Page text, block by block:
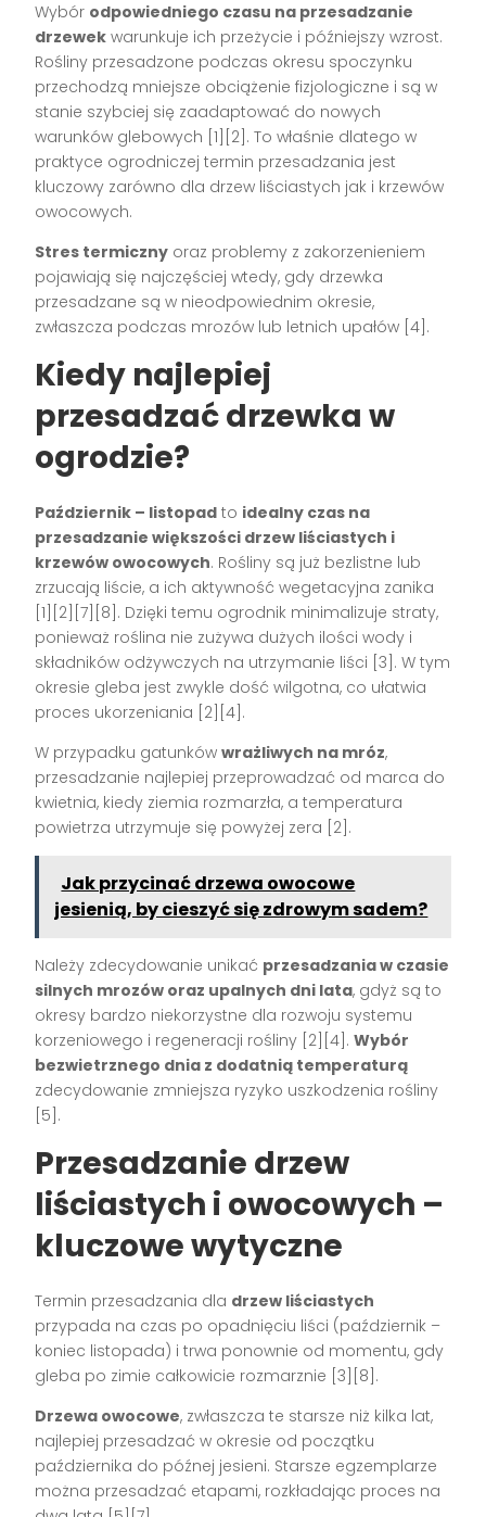
Wybór odpowiedniego czasu na przesadzanie
drzewek warunkuje ich przeżycie i późniejszy wzrost.
Rośliny przesadzone podczas okresu spoczynku
przechodzą mniejsze obciążenie fizjologiczne i są w
stanie szybciej się zaadaptować do nowych
warunków glebowych [1][2] . To właśnie dlatego w
praktyce ogrodniczej termin przesadzania jest
kluczowy zarówno dla drzew liściastych jak i krzewów
owocowych.
Stres termiczny oraz problemy z zakorzenieniem
pojawiają się najczęściej wtedy, gdy drzewka
przesadzane są w nieodpowiednim okresie,
zwłaszcza podczas mrozów lub letnich upałów [4] .
Kiedy najlepiej
przesadzać drzewka w
ogrodzie?
Październik – listopad to idealny czas na
przesadzanie większości drzew liściastych i
krzewów owocowych. Rośliny są już bezlistne lub
zrzucają liście, a ich aktywność wegetacyjna zanika
[1][2][7][8] . Dzięki temu ogrodnik minimalizuje straty,
ponieważ roślina nie zużywa dużych ilości wody i
składników odżywczych na utrzymanie liści [3] . W tym
okresie gleba jest zwykle dość wilgotna, co ułatwia
proces ukorzeniania [2][4] .
W przypadku gatunkówwrażliwych na mróz,
przesadzanie najlepiej przeprowadzać od marca do
kwietnia, kiedy ziemia rozmarzła, a temperatura
powietrza utrzymuje się powyżej zera [2] .
Jak przycinać drzewa owocowe
jesienią, by cieszyć się zdrowym sadem?
Należy zdecydowanie unikać przesadzania w czasie
silnych mrozów oraz upalnych dni lata, gdyż są to
okresy bardzo niekorzystne dla rozwoju systemu
korzeniowego i regeneracji rośliny [2][4] .Wybór
bezwietrznego dnia z dodatnią temperaturą
zdecydowanie zmniejsza ryzyko uszkodzenia rośliny
[5] .
Przesadzanie drzew
liściastych i owocowych –
kluczowe wytyczne
Termin przesadzania dla drzew liściastych
przypada na czas po opadnięciu liści (październik –
koniec listopada) i trwa ponownie od momentu, gdy
gleba po zimie całkowicie rozmarznie [3][8] .
Drzewa owocowe, zwłaszcza te starsze niż kilka lat,
najlepiej przesadzać w okresie od początku
października do późnej jesieni. Starsze egzemplarze
można przesadzać etapami, rozkładając proces na